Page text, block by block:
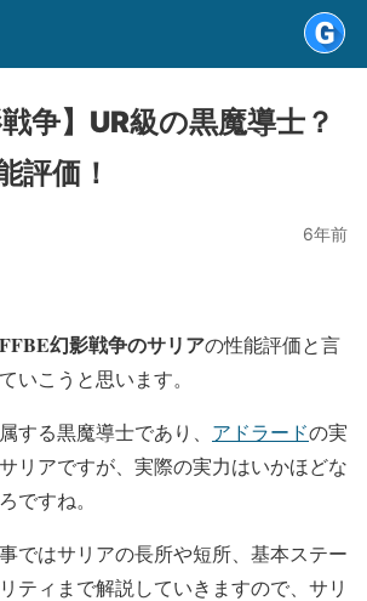
戦争】UR級の黒魔導士？
評価！
6年前
FFBE幻影戦争のサリアの性能評価と言
いこうと思います。
する黒魔導士であり、 アドラードの実
リアですが、実際の実力はいかほどな
ですね。
ではサリアの長所や短所、基本ステー
ティまで解説していきますので、サリ